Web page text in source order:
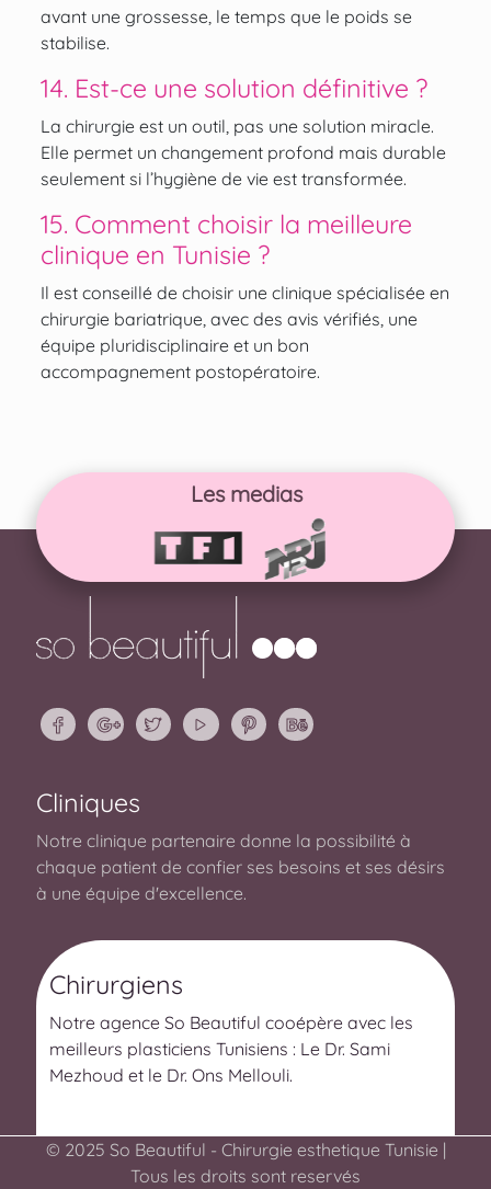
avant une grossesse, le temps que le poids se
stabilise.
14. Est-ce une solution définitive ?
La chirurgie est un outil, pas une solution miracle.
Elle permet un changement profond mais durable
seulement si l’hygiène de vie est transformée.
15. Comment choisir la meilleure
clinique en Tunisie ?
Il est conseillé de choisir une clinique spécialisée en
chirurgie bariatrique, avec des avis vérifiés, une
équipe pluridisciplinaire et un bon
accompagnement postopératoire.
Les medias
Cliniques
Notre clinique partenaire donne la possibilité à
chaque patient de confier ses besoins et ses désirs
à une équipe d'excellence.
Chirurgiens
Notre agence So Beautiful cooépère avec les
meilleurs plasticiens Tunisiens : Le Dr. Sami
Mezhoud et le Dr. Ons Mellouli.
© 2025 So Beautiful - Chirurgie esthetique Tunisie |
Tous les droits sont reservés